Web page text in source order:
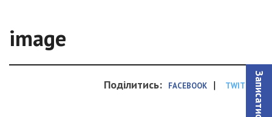
image
Поділитись: FACEBOOK | TWITTER